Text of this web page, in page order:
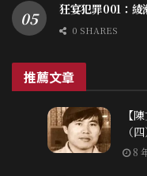
狂宴犯罪001：綾
0 SHARES
推薦文章
【
（四
8